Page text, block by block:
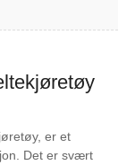
er et
Det er svært